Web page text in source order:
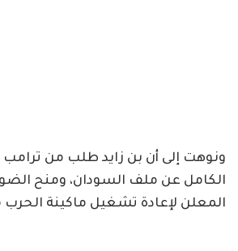
ونوهت إلى أن بن زايد طلب من
الكامل عن ملف ⁧‫السودان‬⁩، ومنح
المعلن لإعادة تشغيل ماكينة الحرب